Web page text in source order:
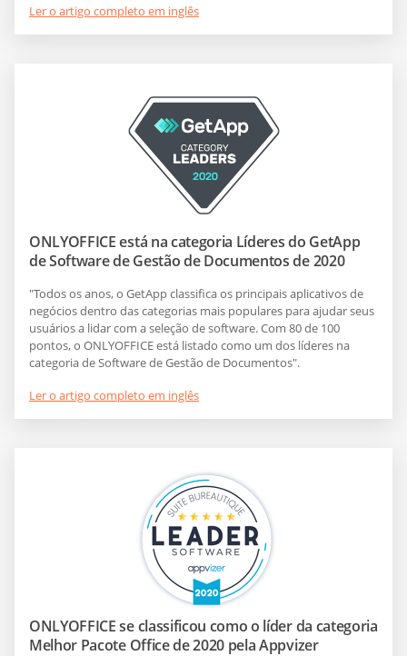
Ler o artigo completo em inglês
ONLYOFFICE está na categoria Líderes do GetApp
de Software de Gestão de Documentos de 2020
"Todos os anos, o GetApp classifica os principais aplicativos de
negócios dentro das categorias mais populares para ajudar seus
usuários a lidar com a seleção de software. Com 80 de 100
pontos, o ONLYOFFICE está listado como um dos líderes na
categoria de Software de Gestão de Documentos".
Ler o artigo completo em inglês
ONLYOFFICE se classificou como o líder da categoria
Melhor Pacote Office de 2020 pela Appvizer